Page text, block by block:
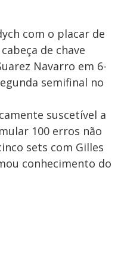
com o placar de
de chave
Navarro em 6-
semifinal no
suscetível a
100 erros não
sets com Gilles
conhecimento do